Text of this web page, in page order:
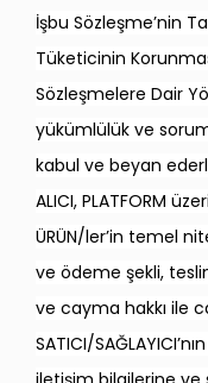
İşbu Sözleşme’nin
Tüketicinin
Sözleşmelere Dair
yükümlülük ve
kabul ve beyan
ALICI, PLATFORM
ÜRÜN/ler’in temel
ve ödeme şekli,
ve cayma hakkı ile
SATICI/